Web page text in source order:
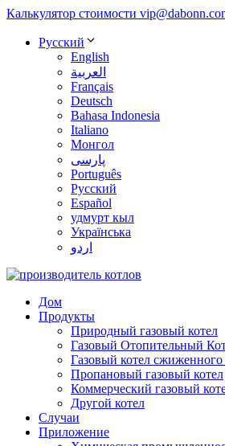
Калькулятор стоимости
Русский
English
العربية
Français
Deutsch
Bahasa Indonesia
Italiano
Монгол
پارسی
Português
Русский
Español
удмурт кыл
Українська
اردو
Дом
Продукты
Природный газовый котел
Газовый Отопительный
Газовый котел сжиженного
Пропановый газовый котел
Коммерческий газовый
Другой котел
Случаи
Приложение